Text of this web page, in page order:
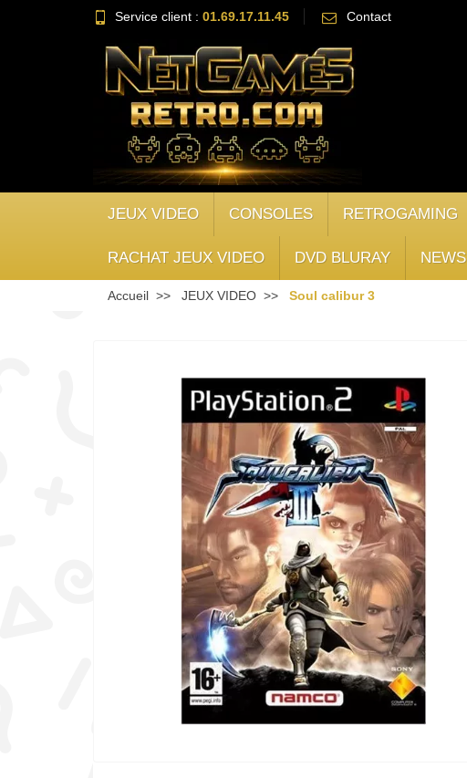
Service client : 01.69.17.11.45 Contact
JEUX VIDEO CONSOLES RETROGAMING
RACHAT JEUX VIDEO DVD BLURAY NEWS
Accueil JEUX VIDEO Soul calibur 3